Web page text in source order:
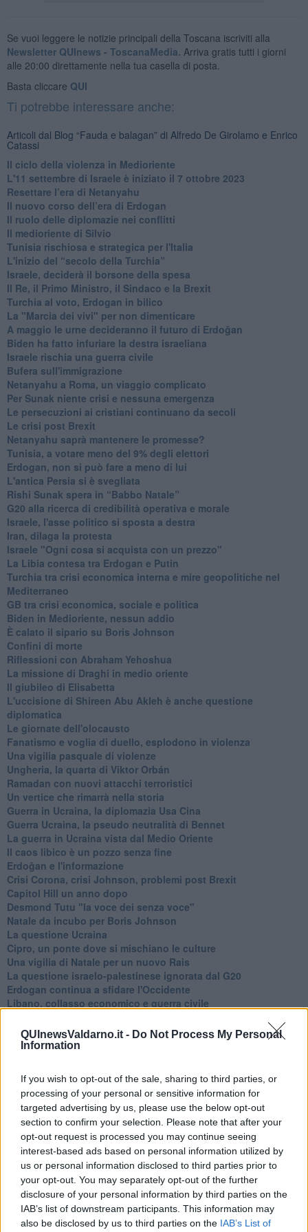
QUInewsValdarno.it - Do Not Process My Personal
Information
If you wish to opt-out of the sale, sharing to third parties, or
processing of your personal or sensitive information for
targeted advertising by us, please use the below opt-out
section to confirm your selection. Please note that after your
opt-out request is processed you may continue seeing
interest-based ads based on personal information utilized by
us or personal information disclosed to third parties prior to
your opt-out. You may separately opt-out of the further
disclosure of your personal information by third parties on the
IAB’s list of downstream participants. This information may
also be disclosed by us to third parties on the IAB’s List of
Se vuoi leggere le notizie principali della Toscana iscriviti alla
Newsletter QUInews - ToscanaMedia. Arriva gratis tutti i giorni
alle 20:00 direttamente nella tua casella di posta.
Basta cliccare QUI
Ti potrebbe interessare anche:
Articoli dal Blog “Fauda e balagan” di Alfredo De Girolamo e Enrico
Catassi
Il ciclo della violenza in Medioriente
L'11 settembre di Israele è iniziato il 7 ottobre 2023
Resettare l’era di Netanyahu
​Il nuovo corso dell’era di Erdogan
Il ruolo delle diplomazie nei conflitti
Il medioriente di Silvio
Tunisia rischiosa e strategica per l'Italia
L'inizio del “secolo della Turchia”
Israele, deciderà il borsone della spesa
Il Re, il Primo Ministro, il Sindaco e la Brexit
Turchia al voto, Erdogan in bilico
La "Marcia dei vivi" per non dimenticare
A maggio le urne decideranno il futuro di Erdoğan
Biden ha fatto infuriare la destra israeliana
Israele rischia una guerra civile
Bufera sull'immigrazione
Netanyahu a Roma, un viaggio complicato
Per Sunak niente crisi e nessuna emergenza
Le persecuzioni ai cristiani continuano da secoli
Le crisi post Brexit
Netanyahu saprà mantenere le promesse?
Tunisia, a votare meno del 9% degli elettori
Erdogan, non si può fare a meno di lui
L'antica Persia si è svegliata
Rishi Sunak spera in “Babbo Natale”
G20 alla ricerca di credibilità operativa e morale
Israele, l'asse politico si sposta a destra
Iran, dilaga la protesta
Israele "Ogni cosa si acquista con un prezzo"
La Libia contesa tra Erdogan e Putin
Turchia tra crisi economica interna e mire geopolitiche nel
Mediterraneo
GB tra crisi economica, sociale e politica
Biden in Medioriente, nessun addio
È calato il sipario su Boris Johnson
Confini di morte
Riflessioni con Abraham Yehoshua
La missione di Draghi in medio oriente
Il giubileo di Elisabetta
L'uccisione di Shireen Abu Akleh è anche questione
diplomatica
Le giornate dell'olocausto
Fanatismo e voglia di duello, esplodono in violenza
Una vigilia pasquale di violenze
Ungheria, la quarta di Viktor Orbán
Ramadan con nuovi attacchi terroristici
Un vertice che rimarrà nella storia
Guerra in Ucraina, la diplomazia Usa Cina
Guerra Ucraina, la pseudo neutralità di Bennet
La guerra in Ucraina vista dal Medio Oriente
​Il caos libico è un pozzo senza fine
Erdoğan e l'informazione
Crisi Corona, crisi Johnson, problemi post Brexit
Capitol Hill un anno dopo
Desmond Tutu "la voce dei senza voce"
Natale da incubo per Boris Johnson
La questione Ucraina
Cipro, un ponte dove si mischiano le culture
Una vigilia di Natale per un nuovo Rais
La questione israelo-palestinese ignorata dal G20
Erdogan continua a sfidare l'Occidente
Libano, collasso economico e guerra civile
L'AUKUS e il Quad
Biden, primo presidente USA non in guerra
Il ritorno dei talebani
​La lenta agonia del Libano
Sudafrica, è allarme alimentare
Usa di nuovo al centro della geopolitica internazionale
L’appuntamento di Israele con il cambiamento
La farsa delle elezioni in Siria
In Medioriente non ci sono favole, solo realtà
Biden chiama ma Netanyahu non risponde
Niente di nuovo in Medioriente
La forza di Boris Johnson
Biden nuovo alleato armeno contro la Turchia